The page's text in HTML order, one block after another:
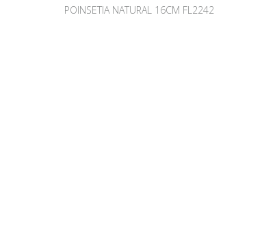
POINSETIA NATURAL 16CM FL2242